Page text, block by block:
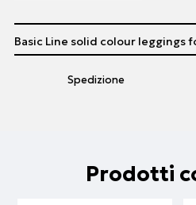
Spedizione
Basic Line solid colour leggings
Prodotti